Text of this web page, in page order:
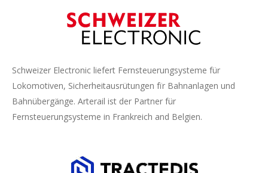
Schweizer Electronic liefert Fernsteuerungsysteme für
Lokomotiven, Sicherheitausrütungen fïr Bahnanlagen und
Bahnübergänge. Arterail ist der Partner für
Fernsteuerungsysteme in Frankreich and Belgien.